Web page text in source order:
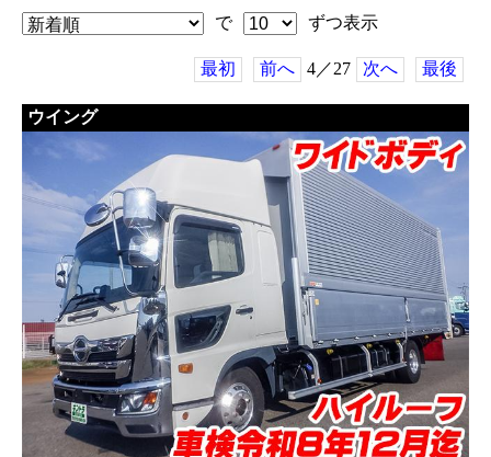
で ずつ表示
最初 前へ 4／27 次へ 最後
ウイング